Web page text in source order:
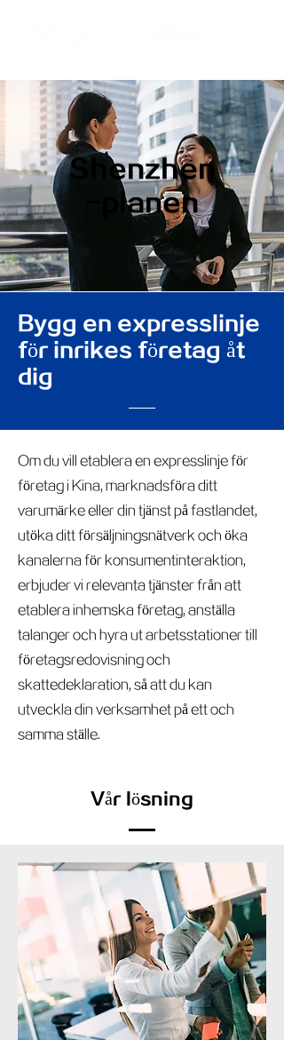
Shenzhen
-planen
Bygg en expresslinje
för inrikes företag åt
dig
Om du vill etablera en expresslinje för
företag i Kina, marknadsföra ditt
varumärke eller din tjänst på fastlandet,
utöka ditt försäljningsnätverk och öka
kanalerna för konsumentinteraktion,
erbjuder vi relevanta tjänster från att
etablera inhemska företag, anställa
talanger och hyra ut arbetsstationer till
företagsredovisning och
skattedeklaration, så att du kan
utveckla din verksamhet på ett och
samma ställe.
Vår lösning